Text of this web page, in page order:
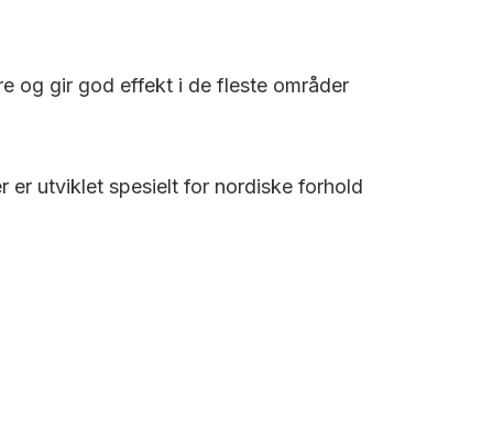
og gir god effekt i de fleste områder
er utviklet spesielt for nordiske forhold